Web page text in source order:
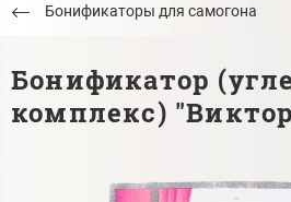
Бонификаторы для самогона
Бонификатор
комплекс)